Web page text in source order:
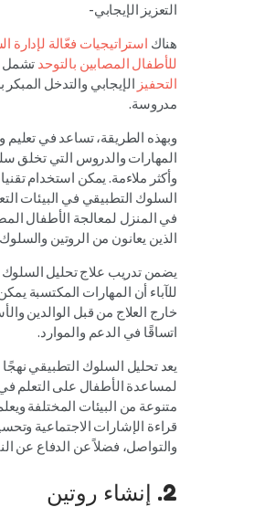
التعزيز الإيجابي-
هناك استراتيجيات فعّالة لإدارة
للأطفال المصابين بالتوحد تشمل
التحفيز الإيجابي والتدخل
مدروسة.
وبهذه الطريقة، تساعد في تعليم
المهارات والدروس التي تخلق
وأكثر ملاءمة. يمكن استخدام
السلوك التطبيقي في البيئات
في المنزل لمعالجة الأطفال
الذين يعانون من الروتين
يضمن تدريب علاج تحليل السلوك
للآباء أن المهارات المكتسبة
خارج العلاج من قبل الوالدين
اتساقًا في الدعم والموارد.
يعد تحليل السلوك التطبيقي نهجًا
لمساعدة الأطفال على التعلم
متنوعة من البيئات المختلفة
قراءة الإشارات الاجتماعية
والتواصل، فضلاً عن الدفاع عن
2. إنشاء روتين